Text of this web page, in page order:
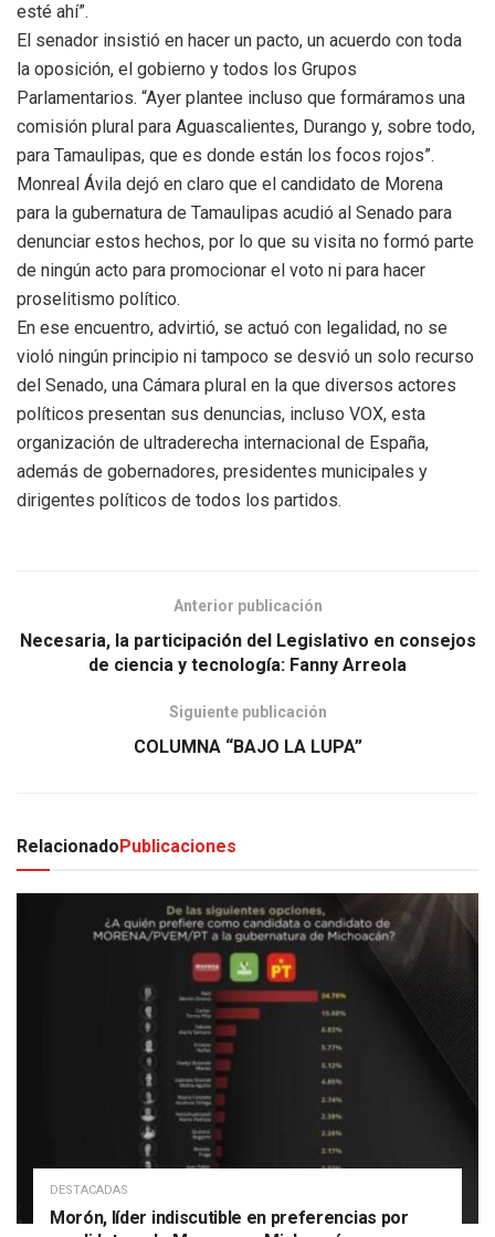
esté ahí”.
El senador insistió en hacer un pacto, un acuerdo con toda
la oposición, el gobierno y todos los Grupos
Parlamentarios. “Ayer plantee incluso que formáramos una
comisión plural para Aguascalientes, Durango y, sobre todo,
para Tamaulipas, que es donde están los focos rojos”.
Monreal Ávila dejó en claro que el candidato de Morena
para la gubernatura de Tamaulipas acudió al Senado para
denunciar estos hechos, por lo que su visita no formó parte
de ningún acto para promocionar el voto ni para hacer
proselitismo político.
En ese encuentro, advirtió, se actuó con legalidad, no se
violó ningún principio ni tampoco se desvió un solo recurso
del Senado, una Cámara plural en la que diversos actores
políticos presentan sus denuncias, incluso VOX, esta
organización de ultraderecha internacional de España,
además de gobernadores, presidentes municipales y
dirigentes políticos de todos los partidos.
Anterior publicación
Necesaria, la participación del Legislativo en consejos
de ciencia y tecnología: Fanny Arreola
Siguiente publicación
COLUMNA “BAJO LA LUPA”
Relacionado Publicaciones
DESTACADAS
Morón, líder indiscutible en preferencias por